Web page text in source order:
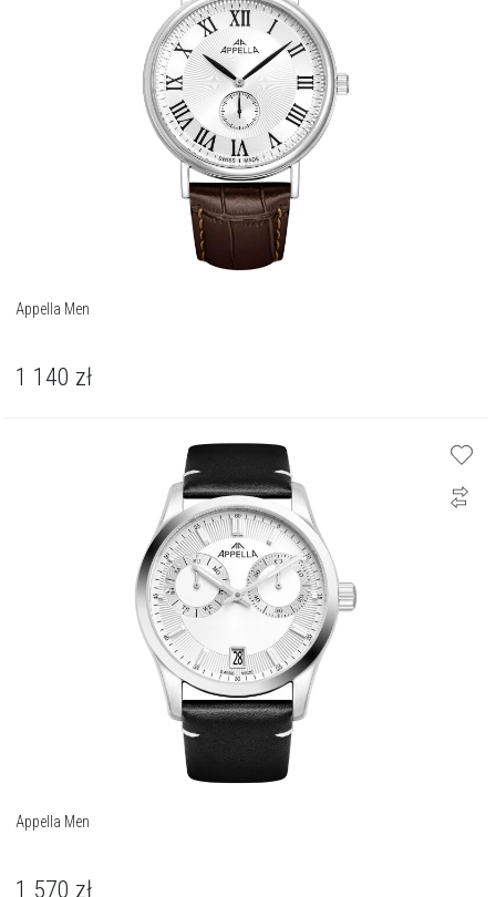
Appella Men
1 140 zł
Appella Men
1 570 zł